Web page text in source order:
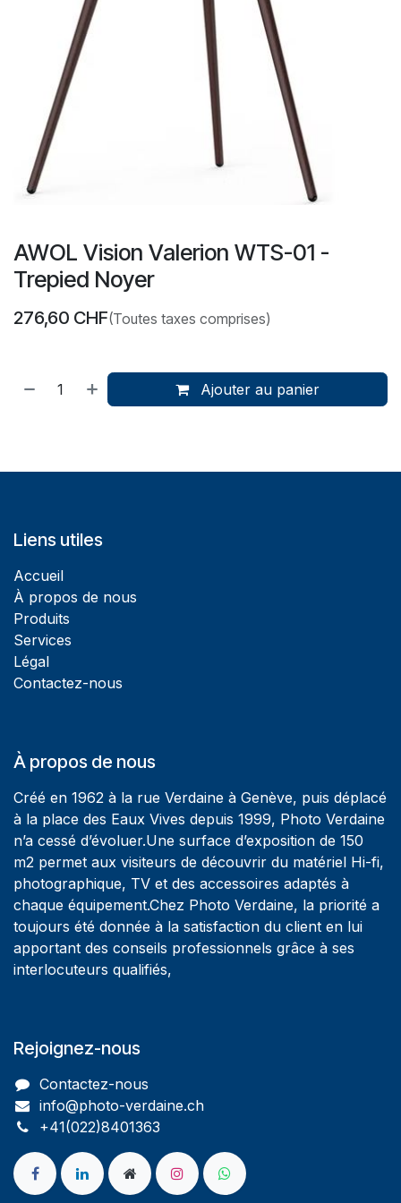
AWOL Vision Valerion WTS-01 -
Trepied Noyer
276,60 CHF(Toutes taxes comprises)
Ajouter au panier
Liens utiles
Accueil
À propos de nous
Produits
Services
Légal
Contactez-nous
À propos de nous
Créé en 1962 à la rue Verdaine à Genève, puis déplacé
à la place des Eaux Vives depuis 1999, Photo Verdaine
n’a cessé d’évoluer.Une surface d’exposition de 150
m2 permet aux visiteurs de découvrir du matériel Hi-fi,
photographique, TV et des accessoires adaptés à
chaque équipement.Chez Photo Verdaine, la priorité a
toujours été donnée à la satisfaction du client en lui
apportant des conseils professionnels grâce à ses
interlocuteurs qualifiés,
Rejoignez-nous
Contactez-nous
info@photo-verdaine.ch​
​​+41(022)8401363